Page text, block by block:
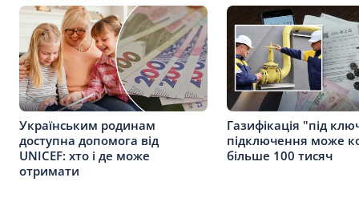
Українським родинам
доступна допомога від
UNICEF: хто і де може
отримати
Газифікація "під
підключення може
більше 100 тисяч